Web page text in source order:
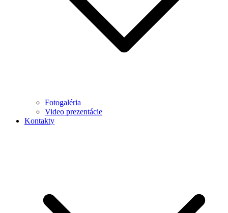
Fotogaléria
Video prezentácie
Kontakty